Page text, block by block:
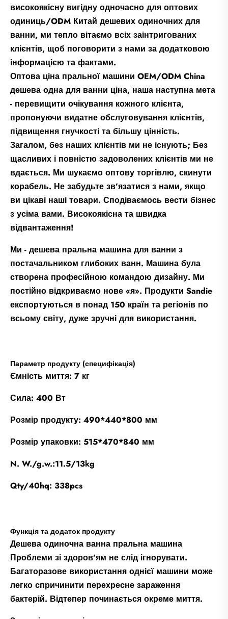
високоякісну вигідну одночасно для оптових
одиниць/ODM Китай дешевих одиночних для
ванни, ми тепло вітаємо всіх заінтригованих
клієнтів, щоб поговорити з нами за додатковою
інформацією та фактами.
Оптова ціна пральної машини OEM/ODM China
дешева одна для ванни ціна, наша наступна мета
- перевищити очікування кожного клієнта,
пропонуючи видатне обслуговування клієнтів,
підвищення гнучкості та більшу цінність.
Загалом, без наших клієнтів ми не існують; Без
щасливих і повністю задоволених клієнтів ми не
вдається. Ми шукаємо оптову торгівлю, скинути
корабель. Не забудьте зв’язатися з нами, якщо
ви цікаві наші товари. Сподіваємось вести бізнес
з усіма вами. Високоякісна та швидка
відвантаження!
Ми - дешева пральна машина для ванни з
постачальником глибоких ванн. Машина була
створена професійною командою дизайну. Ми
постійно відкриваємо нове «я». Продукти Sandie
експортуються в понад 150 країн та регіонів по
всьому світу, дуже зручні для використання.
Параметр продукту (специфікація)
Ємність миття: 7 кг
Сила: 400 Вт
Розмір продукту: 490*440*800 мм
Розмір упаковки: 515*470*840 мм
N. W./g.w.:11.5/13kg
Qty/40hq: 338pcs
Функція та додаток продукту
Дешева одиночна ванна пральна машина
Проблеми зі здоров’ям не слід ігнорувати.
Багаторазове використання однієї машини може
легко спричинити перехресне зараження
бактерій. Відтепер починається окреме миття.